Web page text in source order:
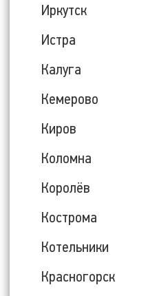
Иркутск
Истра
Калуга
Кемерово
Киров
Коломна
Королёв
Кострома
Котельники
Красногорск